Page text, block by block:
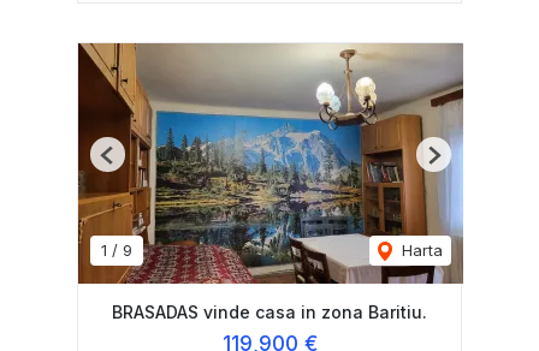
1 / 9 Harta
Previous Next
BRASADAS vinde casa in zona Baritiu.
119,900 €